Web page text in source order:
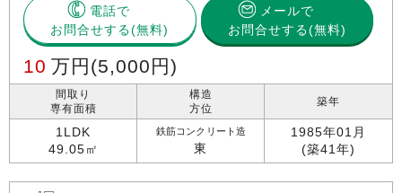
電話で
お問合せする
メールで
お問合せする(無料)
10 万円 (5,000円)
間取り
専有面積
1LDK
49.05㎡
構造
方位
鉄筋コンクリート造
東
築年
1985年01月
(築41年)